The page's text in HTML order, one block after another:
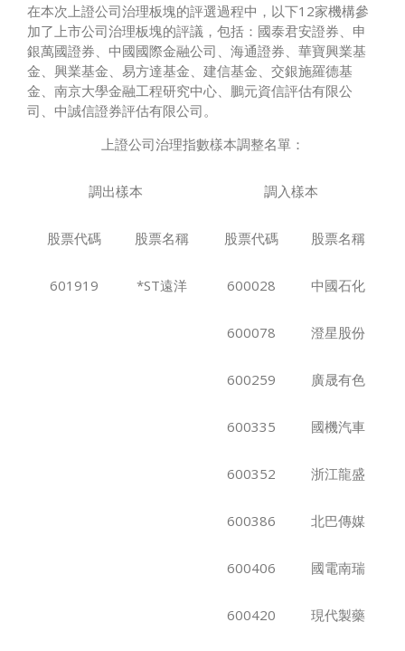
在本次上證公司治理板塊的評選過程中，以下12家機構參
加了上市公司治理板塊的評議，包括：國泰君安證券、申
銀萬國證券、中國國際金融公司、海通證券、華寶興業基
金、興業基金、易方達基金、建信基金、交銀施羅德基
金、南京大學金融工程研究中心、鵬元資信評估有限公
司、中誠信證券評估有限公司。
上證公司治理指數樣本調整名單：
調出樣本 調入樣本
股票代碼 股票名稱 股票代碼 股票名稱
601919 *ST遠洋 600028 中國石化
600078 澄星股份
600259 廣晟有色
600335 國機汽車
600352 浙江龍盛
600386 北巴傳媒
600406 國電南瑞
600420 現代製藥